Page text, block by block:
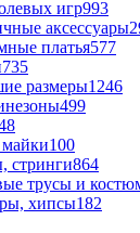
игр993
аксессуары
платья577
735
размеры1246
499
100
стринги864
трусы и
хипсы182